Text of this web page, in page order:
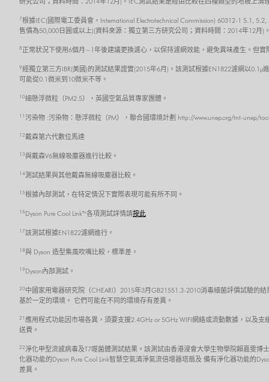
7根據IEC(國際電工委員會，International Electrotechnical Commission) 60312-1 5.1,
售價為50,000日圓或以上)(資料來源：獨立第三方研究公司；資料時間：2014年12
8 正常狀況下使用6個月~1年後建議更換濾心，以保持濾網效能，避免異味產生。但
9經獨立第三方IBR(美國)的測試結果證實(2015年6月)。該測試根據EN1822濾網以
可能從0.1微米到10微米不等。
10細懸浮微粒（PM2.5），英國空氣品質專家團體。
11 污染物 :污染物：懸浮微粒（PM），聯合國環境計劃 http://www.unep.org/tnt-unep/
12戴森第六代數位馬達
13與戴森V6無線吸塵器進行比較。
14 測試結果與其他戴森無線吸塵器比較。
15根據內部測試，在特定情況下實際表現可能有所不同。
16 Dyson Pure Cool Link™ 各項測試詳情請按此
17該測試根據EN1822濾網進行。
18與 Dyson 造型集風吹嘴比較，標準差。
19 Dyson內部測試。
20中國家用電器研究院（CHEARI）2015年3月GB21551.3-2010消毒細菌評價試驗的
基於一定的環境。 它們可能在不同的環境存有差異。
21 應用程式功能因市場各異，須要支援2.4GHz or 5GHz WIFI網絡或流動數據，以及
送費。
22淨化甲型流感病毒及T7噬菌體測試結果。該測試由香港浸會大學生物學院賴嘉雯
化器功能的Dyson Pure Cool Link智慧空氣清淨氣流倍增器塔扇及 備有淨化器功能的
差異。